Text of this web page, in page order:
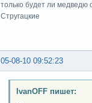
только будет ли медведю
Стругацкие
05-08-10 09:52:23
IvanOFF пишет: